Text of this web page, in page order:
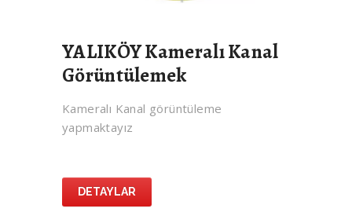
YALIKÖY Kameralı Kanal
Görüntülemek
Kameralı Kanal görüntüleme
yapmaktayız
DETAYLAR